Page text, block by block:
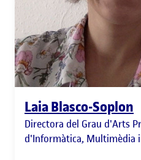
Laia Blasco-Soplon
Directora del Grau d'Arts
d'Informàtica, Multimèdia